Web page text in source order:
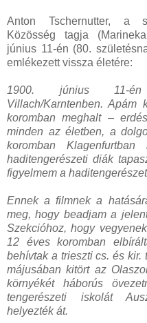
Anton Tschernutter, a
Közösség tagja
június 11-én (80.
emlékezett vissza életére:
1900. június 11-én
Villach/Karntenben.
koromban meghalt –
minden az életben, a
koromban
haditengerészeti diák
figyelmem a
Ennek a filmnek a
meg, hogy beadjam a
Szekcióhoz, hogy
12 éves koromban
behívtak a trieszti cs. és kir.
májusában kitört az
környékét háborús
tengerészeti iskolát
helyezték át.